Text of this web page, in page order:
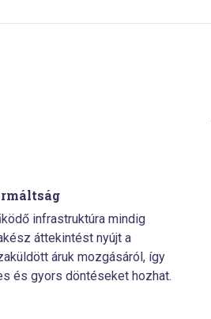
infrastruktúra mindig
áttekintést nyújt a
áruk mozgásáról, így
és gyors döntéseket hozhat.